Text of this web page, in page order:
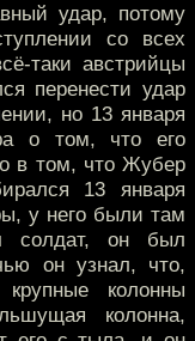
удар, потому
со всех
таки австрийцы
перенести удар
но 13 января
о том, что его
в том, что Жубер
13 января
у него были там
солдат, он был
он узнал, что,
колонны
колонна,